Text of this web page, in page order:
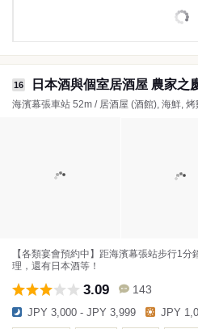
16 日本酒與個室居酒屋 農家之
海濱幕張車站 52m / 居酒屋 (酒館), 海鮮, 烤
【各類宴會預約中】距海濱幕張站步行1
理，還有日本酒等！
3.09 143
JPY 3,000 - JPY 3,999 JPY